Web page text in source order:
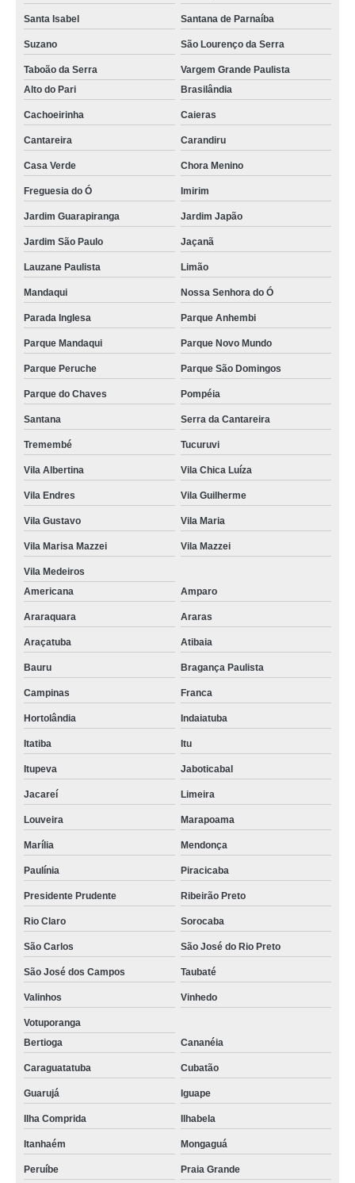
Santa Isabel Santana de Parnaíba
Suzano São Lourenço da Serra
Taboão da Serra
Vargem Grande Paulista
Alto do Pari
Brasilândia
Cachoeirinha Caieras
Cantareira Carandiru
Casa Verde Chora Menino
Freguesia do Ó Imirim
Jardim Guarapiranga Jardim Japão
Jardim São Paulo Jaçanã
Lauzane Paulista Limão
Mandaqui Nossa Senhora do Ó
Parada Inglesa Parque Anhembi
Parque Mandaqui Parque Novo Mundo
Parque Peruche Parque São Domingos
Parque do Chaves Pompéia
Santana Serra da Cantareira
Tremembé Tucuruvi
Vila Albertina Vila Chica Luíza
Vila Endres Vila Guilherme
Vila Gustavo Vila Maria
Vila Marisa Mazzei Vila Mazzei
Vila Medeiros
Americana
Amparo
Araraquara Araras
Araçatuba Atibaia
Bauru Bragança Paulista
Campinas Franca
Hortolândia Indaiatuba
Itatiba Itu
Itupeva Jaboticabal
Jacareí Limeira
Louveira Marapoama
Marília Mendonça
Paulínia Piracicaba
Presidente Prudente Ribeirão Preto
Rio Claro Sorocaba
São Carlos São José do Rio Preto
São José dos Campos Taubaté
Valinhos Vinhedo
Votuporanga
Bertioga
Cananéia
Caraguatatuba Cubatão
Guarujá Iguape
Ilha Comprida Ilhabela
Itanhaém Mongaguá
Peruíbe Praia Grande